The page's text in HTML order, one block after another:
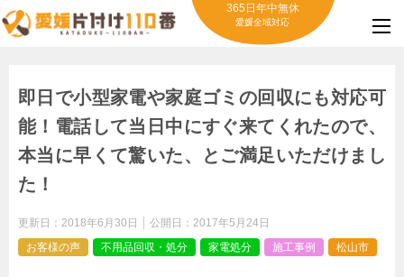
365日年中無休
愛媛全域対応
即日で小型家電や家庭ゴミの回収にも対応可
能！電話して当日中にすぐ来てくれたので、
本当に早くて驚いた、とご満足いただけまし
た！
更新日： 2018年6月30日 公開日： 2017年5月24日
お客様の声
不用品回収・処分 家電処分 施工事例 松山市